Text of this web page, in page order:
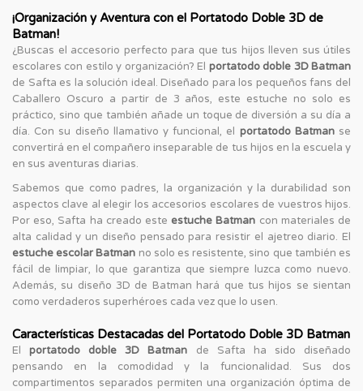
¡Organización y Aventura con el Portatodo Doble 3D de
Batman!
¿Buscas el accesorio perfecto para que tus hijos lleven sus útiles
escolares con estilo y organización? El portatodo doble 3D Batman
de Safta es la solución ideal. Diseñado para los pequeños fans del
Caballero Oscuro a partir de 3 años, este estuche no solo es
práctico, sino que también añade un toque de diversión a su día a
día. Con su diseño llamativo y funcional, el portatodo Batmanse
convertirá en el compañero inseparable de tus hijos en la escuela y
en sus aventuras diarias.
Sabemos que como padres, la organización y la durabilidad son
aspectos clave al elegir los accesorios escolares de vuestros hijos.
Por eso, Safta ha creado este estuche Batman con materiales de
alta calidad y un diseño pensado para resistir el ajetreo diario. El
estuche escolar Batman no solo es resistente, sino que también es
fácil de limpiar, lo que garantiza que siempre luzca como nuevo.
Además, su diseño 3D de Batman hará que tus hijos se sientan
como verdaderos superhéroes cada vez que lo usen.
Características Destacadas del Portatodo Doble 3D Batman
Elportatodo doble 3D Batman de Safta ha sido diseñado
pensando en la comodidad y la funcionalidad. Sus dos
compartimentos separados permiten una organización óptima de